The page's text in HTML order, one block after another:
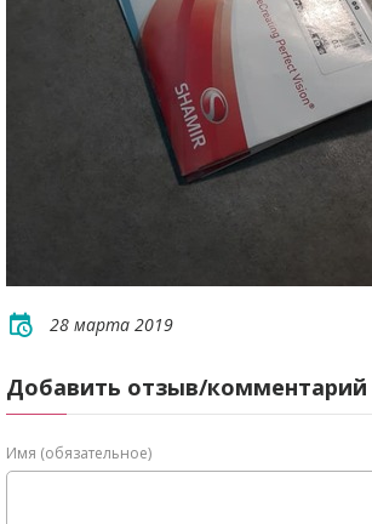
28 марта 2019
Добавить отзыв/комментарий
Имя (обязательное)